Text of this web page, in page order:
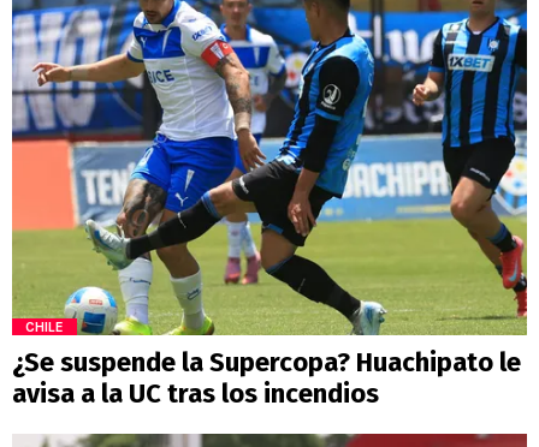
CHILE
¿Se suspende la Supercopa? Huachipato le
avisa a la UC tras los incendios